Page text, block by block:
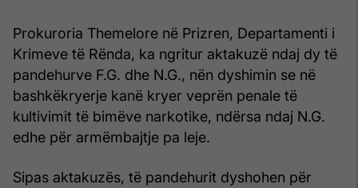
Prokuroria Themelore në Prizren, Departamenti i
Krimeve të Rënda, ka ngritur aktakuzë ndaj dy të
pandehurve F.G. dhe N.G., nën dyshimin se në
bashkëkryerje kanë kryer veprën penale të
kultivimit të bimëve narkotike, ndërsa ndaj N.G.
edhe për armëmbajtje pa leje.
Sipas aktakuzës, të pandehurit dyshohen për